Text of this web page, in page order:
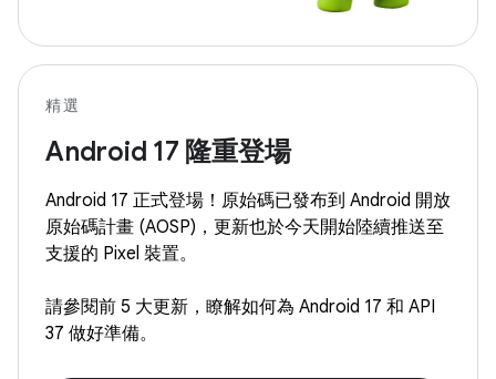
精選
Android 17 隆重登場
Android 17 正式登場！原始碼已發布到 Android 開放
原始碼計畫 (AOSP)，更新也於今天開始陸續推送至
支援的 Pixel 裝置。
請參閱前 5 大更新，瞭解如何為 Android 17 和 API
37 做好準備。